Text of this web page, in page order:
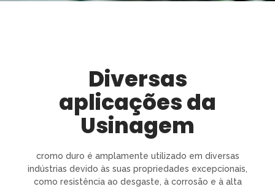
Diversas
aplicações da
Usinagem
cromo duro é amplamente utilizado em diversas
indústrias devido às suas propriedades excepcionais,
como resistência ao desgaste, à corrosão e à alta